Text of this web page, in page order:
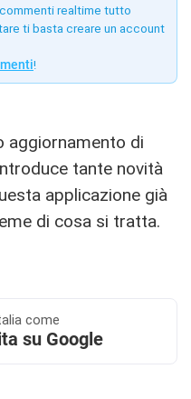
realtime tutto
ti basta creare un account
!
aggiornamento di
tante novità
applicazione già
di cosa si tratta.
come
su Google